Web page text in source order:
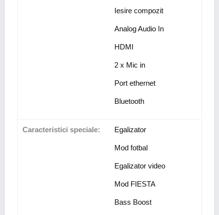
Iesire compozit
Analog Audio In
HDMI
2 x Mic in
Port ethernet
Bluetooth
Caracteristici speciale: Egalizator
Mod fotbal
Egalizator video
Mod FIESTA
Bass Boost